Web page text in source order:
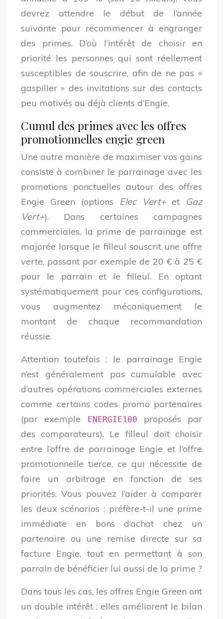
devrez attendre le début de l’année
suivante pour recommencer à engranger
des primes. D’où l’intérêt de choisir en
priorité les personnes qui sont réellement
susceptibles de souscrire, afin de ne pas «
gaspiller » des invitations sur des contacts
peu motivés ou déjà clients d’Engie.
Cumul des primes avec les offres
promotionnelles engie green
Une autre manière de maximiser vos gains
consiste à combiner le parrainage avec les
promotions ponctuelles autour des offres
Engie Green (options Elec Vert+ et Gaz
Vert+). Dans certaines campagnes
commerciales, la prime de parrainage est
majorée lorsque le filleul souscrit une offre
verte, passant par exemple de 20 € à 25 €
pour le parrain et le filleul. En optant
systématiquement pour ces configurations,
vous augmentez mécaniquement le
montant de chaque recommandation
réussie.
Attention toutefois : le parrainage Engie
n’est généralement pas cumulable avec
d’autres opérations commerciales externes
comme certains codes promo partenaires
(par exemple
ENERGIE100
proposés par
des comparateurs). Le filleul doit choisir
entre l’offre de parrainage Engie et l’offre
promotionnelle tierce, ce qui nécessite de
faire un arbitrage en fonction de ses
priorités. Vous pouvez l’aider à comparer
les deux scénarios : préfère-t-il une prime
immédiate en bons d’achat chez un
partenaire ou une remise directe sur sa
facture Engie, tout en permettant à son
parrain de bénéficier lui aussi de la prime ?
Dans tous les cas, les offres Engie Green ont
un double intérêt : elles améliorent le bilan